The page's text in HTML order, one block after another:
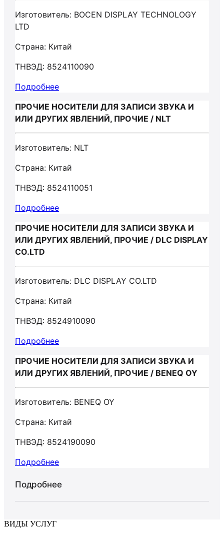
Изготовитель: BOCEN DISPLAY TECHNOLOGY
LTD
Страна: Китай
ТНВЭД: 8524110090
Подробнее
ПРОЧИЕ НОСИТЕЛИ ДЛЯ ЗАПИСИ ЗВУКА И
ИЛИ ДРУГИХ ЯВЛЕНИЙ, ПРОЧИЕ / NLT
Изготовитель: NLT
Страна: Китай
ТНВЭД: 8524110051
Подробнее
ПРОЧИЕ НОСИТЕЛИ ДЛЯ ЗАПИСИ ЗВУКА И
ИЛИ ДРУГИХ ЯВЛЕНИЙ, ПРОЧИЕ / DLC DISPLAY
CO.LTD
Изготовитель: DLC DISPLAY CO.LTD
Страна: Китай
ТНВЭД: 8524910090
Подробнее
ПРОЧИЕ НОСИТЕЛИ ДЛЯ ЗАПИСИ ЗВУКА И
ИЛИ ДРУГИХ ЯВЛЕНИЙ, ПРОЧИЕ / BENEQ OY
Изготовитель: BENEQ OY
Страна: Китай
ТНВЭД: 8524190090
Подробнее
Подробнее
ВИДЫ УСЛУГ